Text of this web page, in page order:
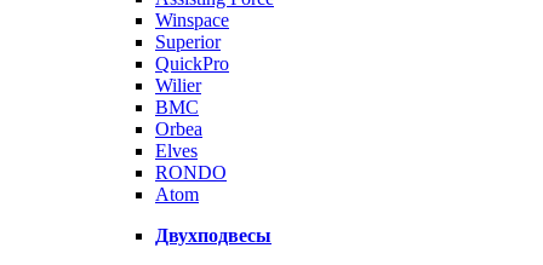
Winspace
Superior
QuickPro
Wilier
BMC
Orbea
Elves
RONDO
Atom
Двухподвесы